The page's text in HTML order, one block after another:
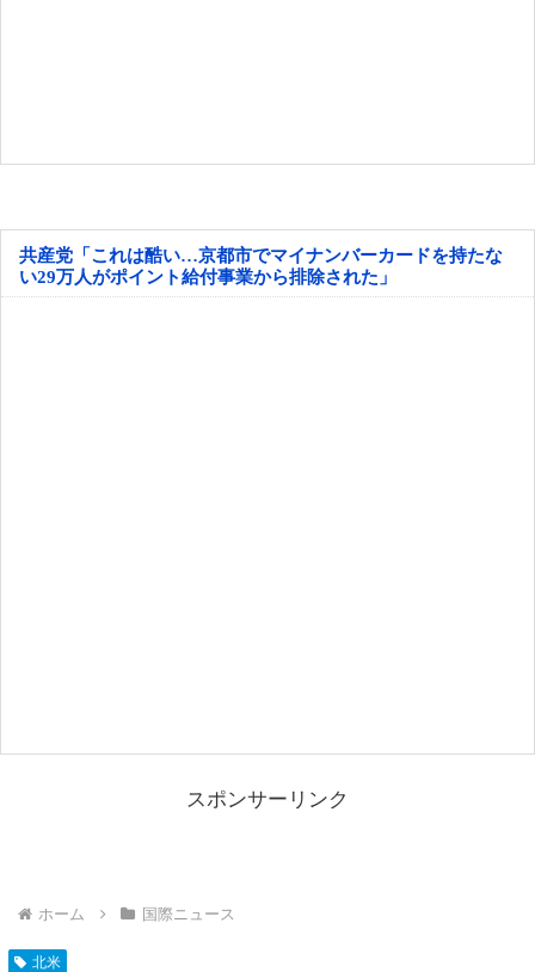
共産党「これは酷い…京都市でマイナンバーカードを持たな
い29万人がポイント給付事業から排除された」
スポンサーリンク
ホーム 国際ニュース
北米